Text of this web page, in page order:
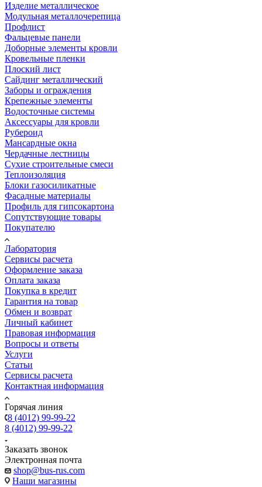
Изделие металлическое
Модульная металлочерепица
Профлист
Фальцевые панели
Доборные элементы кровли
Кровельные пленки
Плоский лист
Сайдинг металлический
Заборы и ограждения
Крепежные элементы
Водосточные системы
Аксессуары для кровли
Рубероид
Мансардные окна
Чердачные лестницы
Сухие строительные смеси
Теплоизоляция
Блоки газосиликатные
Фасадные материалы
Профиль для гипсокартона
Сопутствующие товары
Покупателю
Лаборатория
Сервисы расчета
Оформление заказа
Оплата заказа
Покупка в кредит
Гарантия на товар
Обмен и возврат
Личный кабинет
Правовая информация
Вопросы и ответы
Услуги
Статьи
Сервисы расчета
Контактная информация
Горячая линия
8 (4012) 99-99-22
8 (4012) 99-99-22
Заказать звонок
Электронная почта
shop@bus-rus.com
Наши магазины